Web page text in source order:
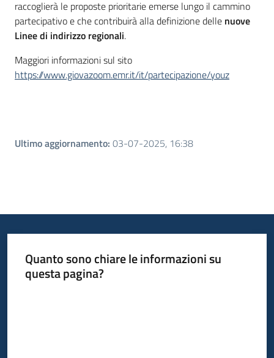
raccoglierà le proposte prioritarie emerse lungo il cammino
partecipativo e che contribuirà alla definizione delle nuove
Linee di indirizzo regionali.
Maggiori informazioni sul sito
https://www.giovazoom.emr.it/it/partecipazione/youz
Ultimo aggiornamento: 03-07-2025, 16:38
Quanto sono chiare le informazioni su
questa pagina?